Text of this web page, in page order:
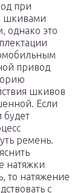
при
шкивами
однако это
привод
шкивов
Если
будет
ремень.
натяжки
то натяжение
с